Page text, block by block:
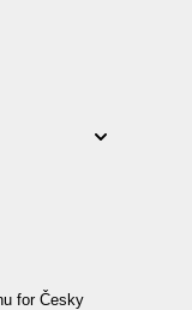
for Česky